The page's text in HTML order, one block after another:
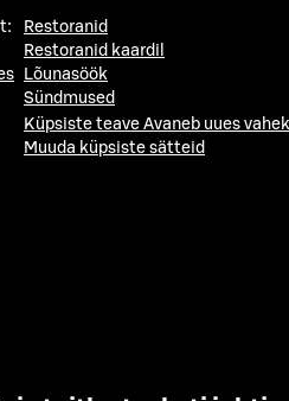
Restoranid
Restoranid kaardil
Lõunasöök
Sündmused
Küpsiste teave Avaneb uues
Muuda küpsiste sätteid